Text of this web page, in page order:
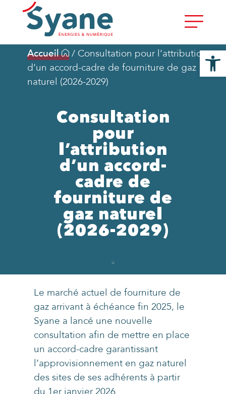
Accueil / Consultation pour l’attribution
d’un accord-cadre de fourniture de gaz
naturel (2026-2029)
Consultation
pour
l’attribution
d’un accord-
cadre de
fourniture de
gaz naturel
(2026-2029)
Le marché actuel de fourniture de
gaz arrivant à échéance fin 2025, le
Syane a lancé une nouvelle
consultation afin de mettre en place
un accord-cadre garantissant
l’approvisionnement en gaz naturel
des sites de ses adhérents à partir
Ouvrir